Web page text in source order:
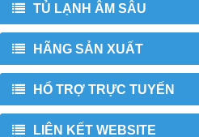
TỦ LẠNH ÂM SÂU
HÃNG SẢN XUẤT
HỔ TRỢ TRỰC TUYẾN
LIÊN KẾT WEBSITE